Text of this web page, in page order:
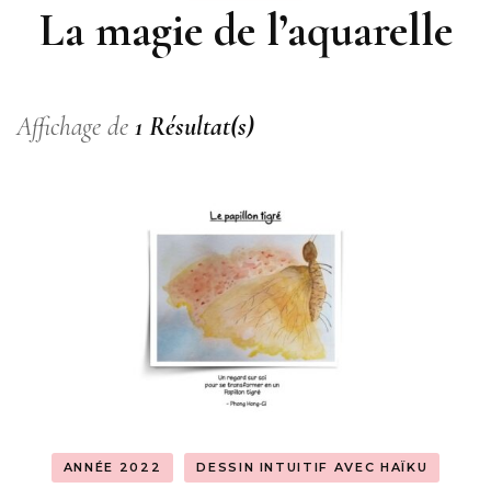
La magie de l’aquarelle
Affichage de 1 Résultat(s)
ANNÉE 2022 DESSIN INTUITIF AVEC HAÏKU